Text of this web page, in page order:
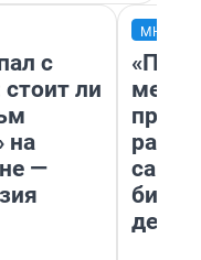
с
ли
на
—